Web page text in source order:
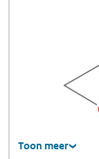
Toon meer